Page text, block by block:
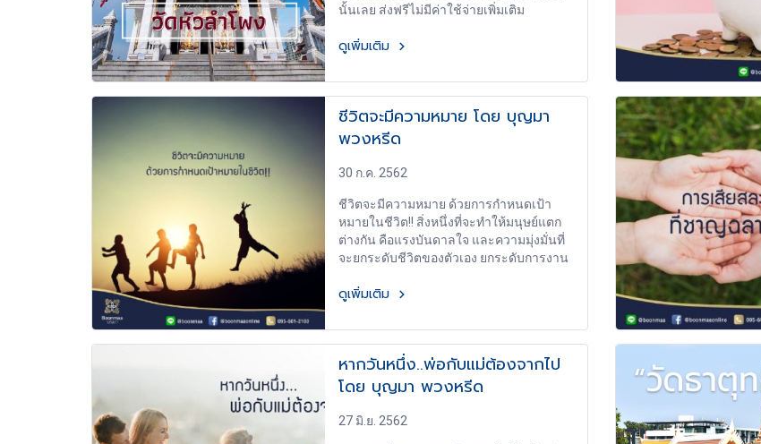
นั้นเลย ส่งฟรีไม่มีค่าใช้จ่ายเพิ่มเติม
ดูเพิ่มเติม
ชีวิตจะมีความหมาย โดย บุญมา
พวงหรีด
30 ก.ค. 2562
ชีวิตจะมีความหมาย ด้วยการกำหนดเป้า
หมายในชีวิต!! สิ่งหนึ่งที่จะทำให้มนุษย์แตก
ต่างกัน คือแรงบันดาลใจ และความมุ่งมั่นที่
จะยกระดับชีวิตของตัวเอง ยกระดับการงาน
เราเป็นได้มากกว่าที่เราเป็นอยู่ แล้วเราจะทำ
หรือสร้างกำลังใจให้ตัวเองก้าวไปสู่ความ
สำเร็จได้จริง เราจะเห็นได้ว่าทุกอย่างขึ้นอยู่
กับเป้าหมายในชีวิตที่เราตั้งไว้ ถ้าเราไม่ได้
ตั้งเป้าหมายอะไรไว้เลยก็เหมือนเรือที่ไม่มี
เข็มทิศ มุ่งหน้าไปโดยไม่ได้ปรับหางเสือเรือ
ให้ตรงทิศทาง เรือจึงลอยไปเรื่อยๆ ไร้จุด
ดูเพิ่มเติม
หากวันหนึ่ง..พ่อกับแม่ต้องจากไป
โดย บุญมา พวงหรีด
27 มิ.ย. 2562